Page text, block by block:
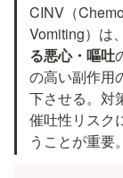
CINV（
Vomiting）は
る悪心・嘔吐
の高い副作用
下させる。対
催吐性リスク
うことが重要。